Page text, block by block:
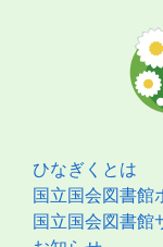
ひなぎくとは
国立国会図書館
国立国会図書館